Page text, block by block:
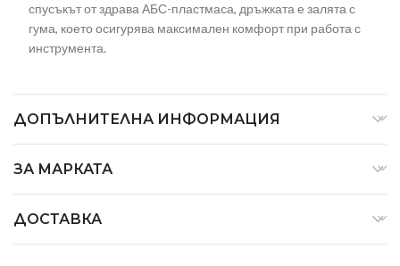
спусъкът от здрава АБС-пластмаса, дръжката е залята с
гума, което осигурява максимален комфорт при работа с
инструмента.
ДОПЪЛНИТЕЛНА ИНФОРМАЦИЯ
ЗА МАРКАТА
ДОСТАВКА